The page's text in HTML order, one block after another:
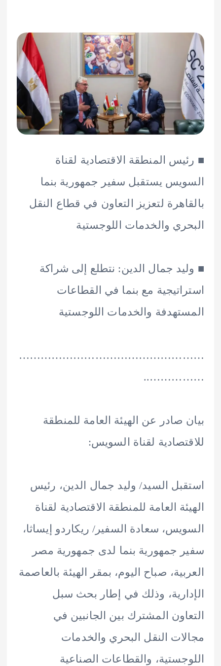
المنطقة الاقتصادية لقناة
يستقبل سفير جمهورية بنما
لتعزيز التعاون في قطاع النقل
والخدمات اللوجستية
جمال الدين: نتطلع إلى شراكة
مع بنما في القطاعات
والخدمات اللوجستية
صادر عن الهيئة العامة للمنطقة
لقناة السويس:
السيد/ وليد جمال الدين، رئيس
العامة للمنطقة الاقتصادية لقناة
سعادة السفير/ ريكاردو إيساثا،
جمهورية بنما لدى جمهورية مصر
صباح اليوم، بمقر الهيئة بالعاصمة
وذلك في إطار بحث سبل
المشترك بين الجانبين في
النقل البحري والخدمات
والقطاعات الصناعية